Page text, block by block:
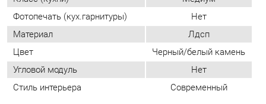
Стиль интерьера Современный
ОТЗЫВЫ
Пока нет отзывов, поделитесь первым своим мнением.